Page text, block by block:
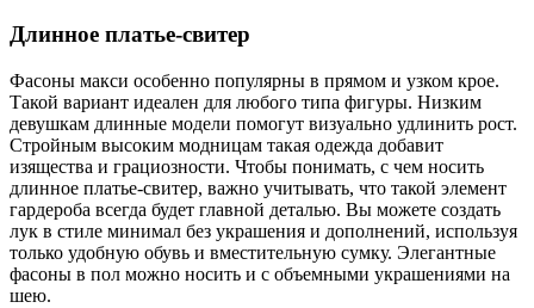
Длинное платье-свитер
Фасоны макси особенно популярны в прямом и узком крое.
Такой вариант идеален для любого типа фигуры. Низким
девушкам длинные модели помогут визуально удлинить рост.
Стройным высоким модницам такая одежда добавит
изящества и грациозности. Чтобы понимать, с чем носить
длинное платье-свитер, важно учитывать, что такой элемент
гардероба всегда будет главной деталью. Вы можете создать
лук в стиле минимал без украшения и дополнений, используя
только удобную обувь и вместительную сумку. Элегантные
фасоны в пол можно носить и с объемными украшениями на
шею.